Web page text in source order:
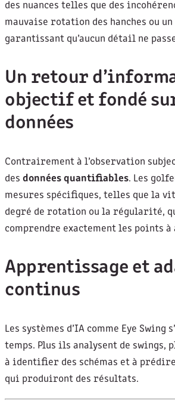
des nuances telles que des
mauvaise rotation des hanches ou
garantissant qu’aucun détail ne
Un retour
objectif et fondé
données
Contrairement à l’observation
des données quantifiables. Les
mesures spécifiques, telles que la
degré de rotation ou la régularité,
comprendre exactement les points
Apprentissage et
continus
Les systèmes d’IA comme Eye Swing
temps. Plus ils analysent de swings,
à identifier des schémas et à
qui produiront des résultats.